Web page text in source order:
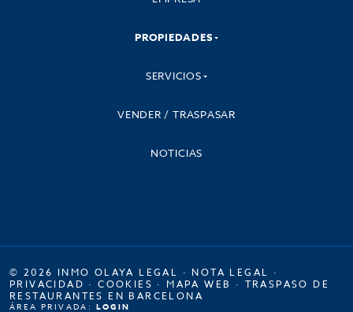
PROPIEDADES
SERVICIOS
VENDER / TRASPASAR
NOTICIAS
© 2026 INMO OLAYA LEGAL · NOTA LEGAL ·
PRIVACIDAD ·COOKIES · MAPA WEB · TRASPASO DE
RESTAURANTES EN BARCELONA
ÁREA PRIVADA: LOGIN